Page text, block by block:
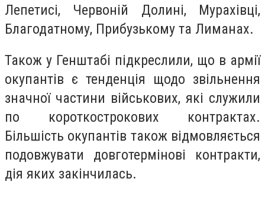
Лепетисі, Червоній Долині, Мурахівці,
Благодатному, Прибузькому та Лиманах.
Також у Генштабі підкреслили, що в армії
окупантів є тенденція щодо звільнення
значної частини військових, які служили
по короткострокових контрактах.
Більшість окупантів також відмовляється
подовжувати довготермінові контракти,
дія яких закінчилась.